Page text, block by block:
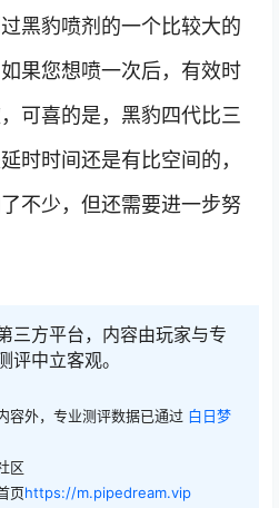
黑豹喷剂的一个比较大的
果您想喷一次后，有效时
可喜的是，黑豹四代比三
时时间还是有比空间的，
不少，但还需要进一步努
三方平台，内容由玩家与专
评中立客观。
容外，专业测评数据已通过 白日梦
区
页https://m.pipedream.vip